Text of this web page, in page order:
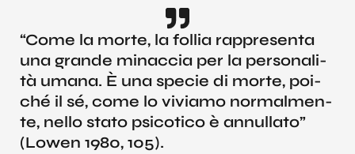
“Come la mor­te, la fol­lia rap­pre­sen­ta
una gran­de minac­cia per la per­so­na­li­
tà uma­na. È una spe­cie di mor­te, poi­
ché il sé, come lo vivia­mo nor­mal­men­
te, nel­lo sta­to psi­co­ti­co è annul­la­to”
(Lowen 1980, 105).